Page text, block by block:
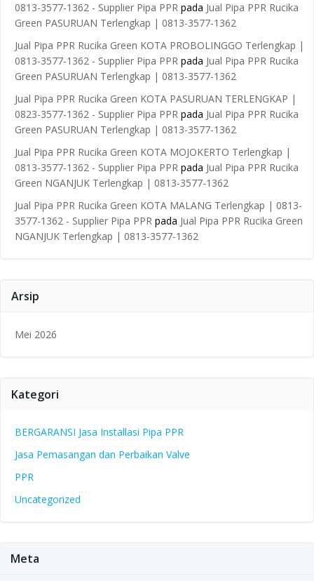
0813-3577-1362 - Supplier Pipa PPR pada Jual Pipa PPR Rucika
Green PASURUAN Terlengkap | 0813-3577-1362
Jual Pipa PPR Rucika Green KOTA PROBOLINGGO Terlengkap |
0813-3577-1362 - Supplier Pipa PPR pada Jual Pipa PPR Rucika
Green PASURUAN Terlengkap | 0813-3577-1362
Jual Pipa PPR Rucika Green KOTA PASURUAN TERLENGKAP |
0823-3577-1362 - Supplier Pipa PPR pada Jual Pipa PPR Rucika
Green PASURUAN Terlengkap | 0813-3577-1362
Jual Pipa PPR Rucika Green KOTA MOJOKERTO Terlengkap |
0813-3577-1362 - Supplier Pipa PPR pada Jual Pipa PPR Rucika
Green NGANJUK Terlengkap | 0813-3577-1362
Jual Pipa PPR Rucika Green KOTA MALANG Terlengkap | 0813-
3577-1362 - Supplier Pipa PPR pada Jual Pipa PPR Rucika Green
NGANJUK Terlengkap | 0813-3577-1362
Arsip
Mei 2026
Kategori
BERGARANSI Jasa Installasi Pipa PPR
Jasa Pemasangan dan Perbaikan Valve
PPR
Uncategorized
Meta